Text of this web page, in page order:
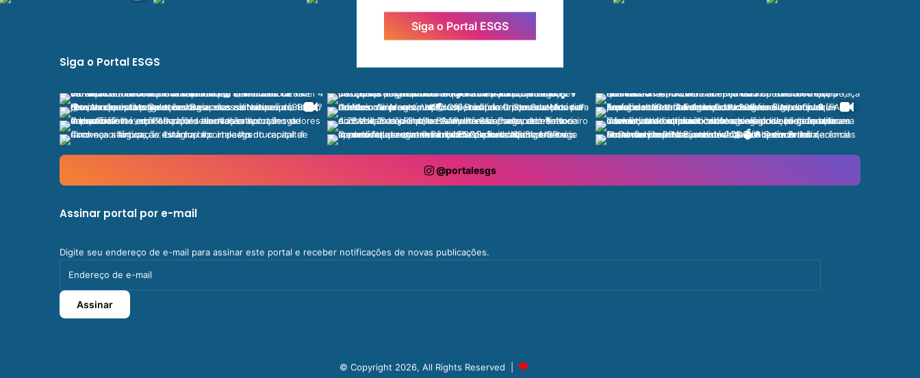
Siga o Portal ESGS
Siga o Portal ESGS
@portalesgs
Assinar portal por e-mail
Digite seu endereço de e-mail para assinar este portal e receber notificações de novas publicações.
de
e-
mail
Assinar
© Copyright 2026, All Rights Reserved |